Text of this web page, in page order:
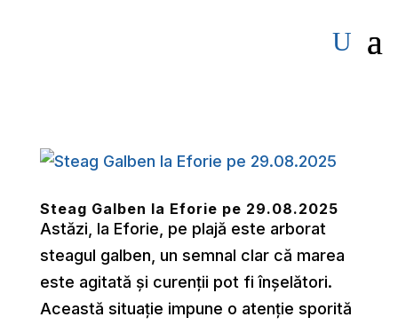
Steag Galben la Eforie pe 29.08.2025
Astăzi, la Eforie, pe plajă este arborat
steagul galben, un semnal clar că marea
este agitată și curenții pot fi înșelători.
Această situație impune o atenție sporită